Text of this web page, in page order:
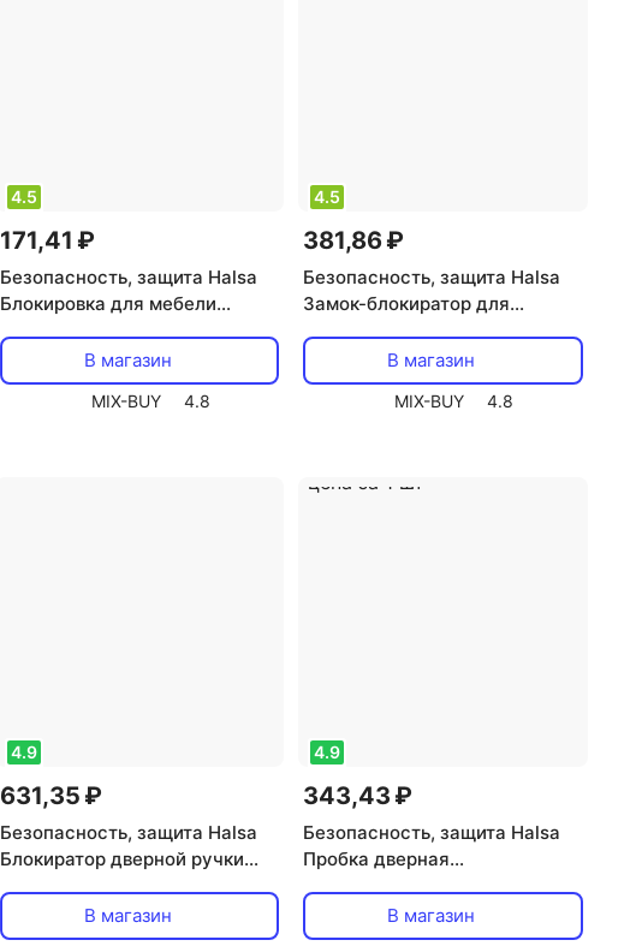
4.5
171,41 ₽
Безопасность, защита Halsa
Блокировка для мебели
шт., цена за 1 блистер
В магазин
MIX-BUY 4.8
4.5
381,86 ₽
Безопасность, защита Halsa
Замок-блокиратор для
белый, цена за 1 шт
В магазин
MIX-BUY 4.8
4.9
631,35 ₽
Безопасность, защита Halsa
Блокиратор дверной ручки
В магазин
4.9
343,43 ₽
Безопасность, защита Halsa
Пробка дверная
507 для защиты пальцев,
цена за 1 шт
В магазин